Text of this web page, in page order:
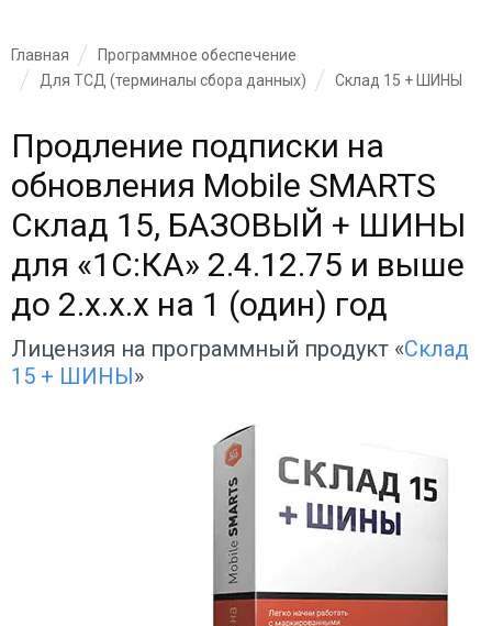
Главная
Программное обеспечение
Для ТСД (терминалы сбора данных)
Склад 15 + ШИНЫ
Продление подписки на
обновления Mobile SMARTS
Склад 15, БАЗОВЫЙ + ШИНЫ
для «1С:КА» 2.4.12.75 и выше
до 2.x.x.x на 1 (один) год
Лицензия на программный продукт «Склад
15 + ШИНЫ»